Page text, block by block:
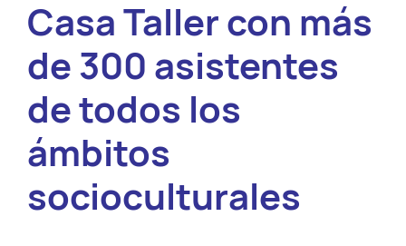
Casa Taller con más
de 300 asistentes
de todos los
ámbitos
socioculturales